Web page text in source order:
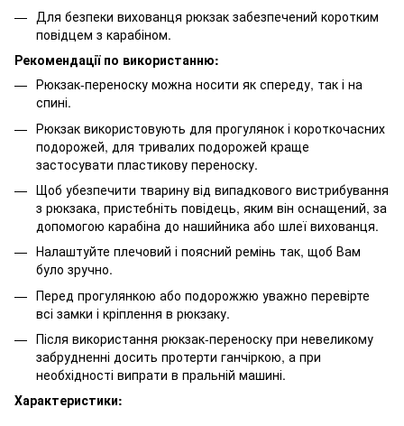
Для безпеки вихованця рюкзак забезпечений коротким
повідцем з карабіном.
Рекомендації по використанню:
Рюкзак-переноску можна носити як спереду, так і на
спині.
Рюкзак використовують для прогулянок і короткочасних
подорожей, для тривалих подорожей краще
застосувати пластикову переноску.
Щоб убезпечити тварину від випадкового вистрибування
з рюкзака, пристебніть повідець, яким він оснащений, за
допомогою карабіна до нашийника або шлеї вихованця.
Налаштуйте плечовий і поясний ремінь так, щоб Вам
було зручно.
Перед прогулянкою або подорожжю уважно перевірте
всі замки і кріплення в рюкзаку.
Після використання рюкзак-переноску при невеликому
забрудненні досить протерти ганчіркою, а при
необхідності випрати в пральній машині.
Характеристики: